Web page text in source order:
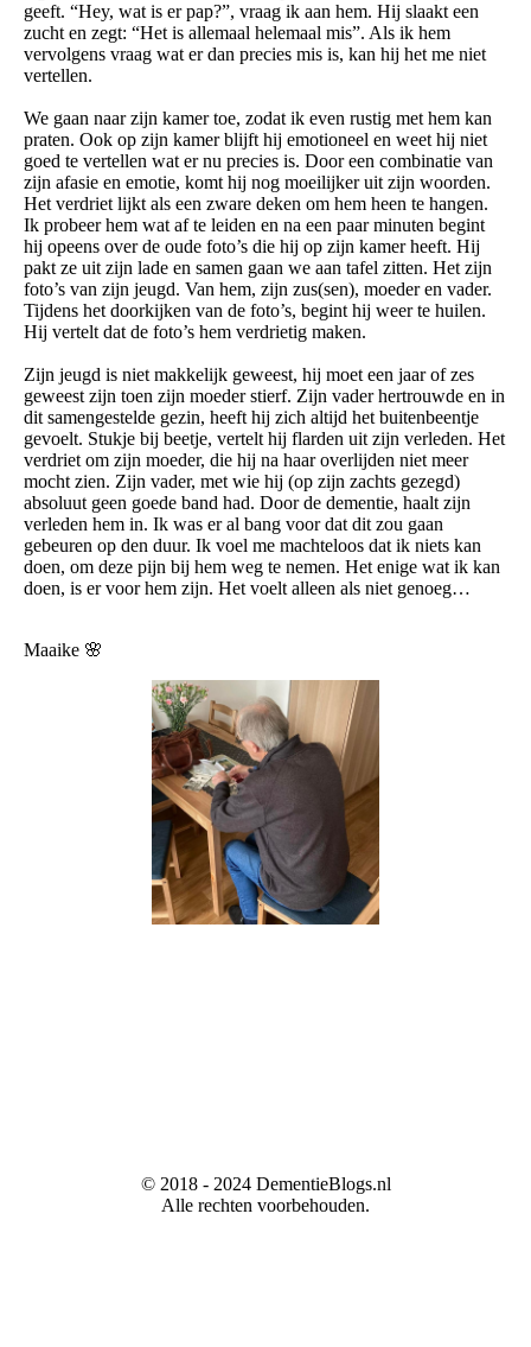
geeft. “Hey, wat is er pap?”, vraag ik aan hem. Hij slaakt een
zucht en zegt: “Het is allemaal helemaal mis”. Als ik hem
vervolgens vraag wat er dan precies mis is, kan hij het me niet
vertellen.
We gaan naar zijn kamer toe, zodat ik even rustig met hem kan
praten. Ook op zijn kamer blijft hij emotioneel en weet hij niet
goed te vertellen wat er nu precies is. Door een combinatie van
zijn afasie en emotie, komt hij nog moeilijker uit zijn woorden.
Het verdriet lijkt als een zware deken om hem heen te hangen.
Ik probeer hem wat af te leiden en na een paar minuten begint
hij opeens over de oude foto’s die hij op zijn kamer heeft. Hij
pakt ze uit zijn lade en samen gaan we aan tafel zitten. Het zijn
foto’s van zijn jeugd. Van hem, zijn zus(sen), moeder en vader.
Tijdens het doorkijken van de foto’s, begint hij weer te huilen.
Hij vertelt dat de foto’s hem verdrietig maken.
Zijn jeugd is niet makkelijk geweest, hij moet een jaar of zes
geweest zijn toen zijn moeder stierf. Zijn vader hertrouwde en in
dit samengestelde gezin, heeft hij zich altijd het buitenbeentje
gevoelt. Stukje bij beetje, vertelt hij flarden uit zijn verleden. Het
verdriet om zijn moeder, die hij na haar overlijden niet meer
mocht zien. Zijn vader, met wie hij (op zijn zachts gezegd)
absoluut geen goede band had. Door de dementie, haalt zijn
verleden hem in. Ik was er al bang voor dat dit zou gaan
gebeuren op den duur. Ik voel me machteloos dat ik niets kan
doen, om deze pijn bij hem weg te nemen. Het enige wat ik kan
doen, is er voor hem zijn. Het voelt alleen als niet genoeg…
Maaike 🌸
© 2018 - 2024 DementieBlogs.nl
Alle rechten voorbehouden.